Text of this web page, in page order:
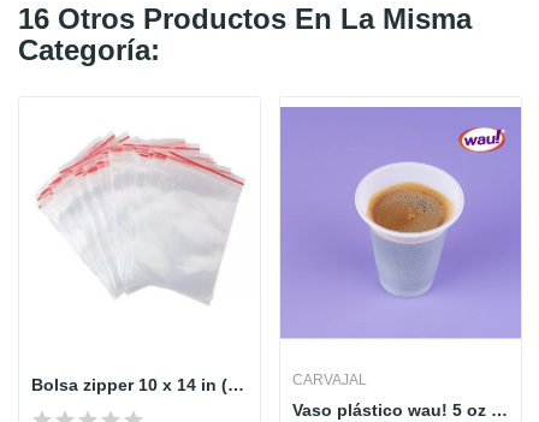
16 Otros Productos En La Misma
Categoría:
Bolsa zipper 10 x 14 in (25 x 35 cm) paq x 100 und CARVAJAL
Vaso plástico wau! 5 oz paq x 50 unds